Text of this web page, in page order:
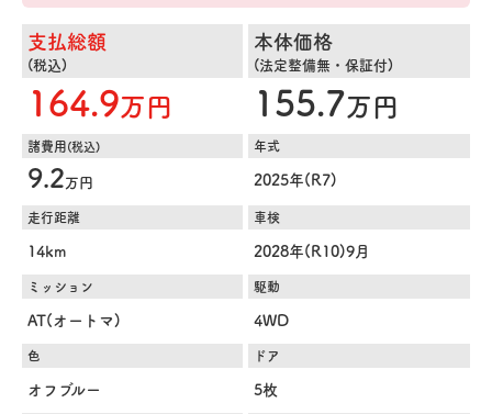
支払総額
(税込)
164.9万円
本体価格
(法定整備無・保証付)
155.7万円
諸費用(税込)
9.2万円
年式
2025年(R7)
走行距離
14km
車検
2028年(R10)9月
ミッション
AT(オートマ)
駆動
4WD
色
オフブルー
ドア
5枚